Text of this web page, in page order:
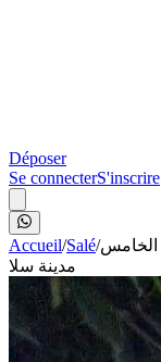
Déposer
Se connecterS'inscrire
Accueil/Salé/الخامس
مدينة سلا